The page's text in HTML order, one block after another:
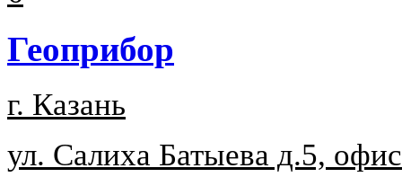
Геоприбор
г. Казань
ул. Салиха Батыева д.5,